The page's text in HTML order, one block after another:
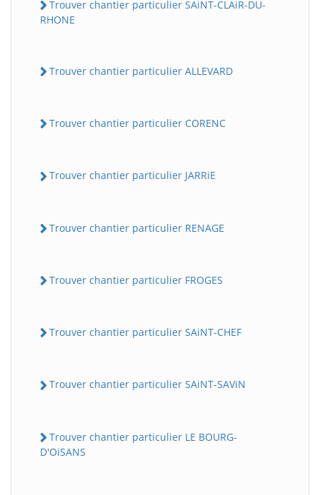
Trouver chantier particulier SAiNT-CLAiR-DU-
RHONE
Trouver chantier particulier ALLEVARD
Trouver chantier particulier CORENC
Trouver chantier particulier JARRiE
Trouver chantier particulier RENAGE
Trouver chantier particulier FROGES
Trouver chantier particulier SAiNT-CHEF
Trouver chantier particulier SAiNT-SAViN
Trouver chantier particulier LE BOURG-
D'OiSANS